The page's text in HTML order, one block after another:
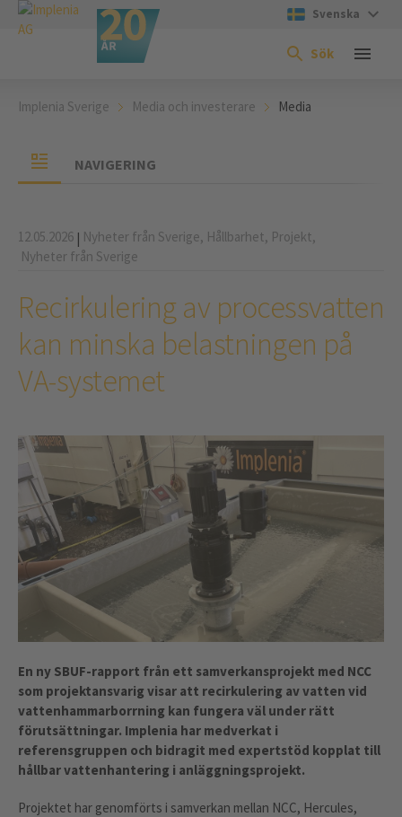
Svenska
Sök
Implenia Sverige Media och investerare Media
NAVIGERING
12.05.2026 | Nyheter från Sverige, Hållbarhet, Projekt,
Nyheter från Sverige
Recirkulering av processvatten
kan minska belastningen på
VA-systemet
En ny SBUF-rapport från ett samverkansprojekt med NCC
som projektansvarig visar att recirkulering av vatten vid
vattenhammarborrning kan fungera väl under rätt
förutsättningar. Implenia har medverkat i
referensgruppen och bidragit med expertstöd kopplat till
hållbar vattenhantering i anläggningsprojekt.
Projektet har genomförts i samverkan mellan NCC, Hercules,